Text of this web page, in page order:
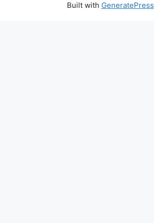
Built with GeneratePress